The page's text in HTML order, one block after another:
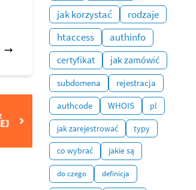
jak korzystać
rodzaje
htaccess
authinfo
certyfikat
jak zamówić
subdomena
rejestracja
authcode
WHOIS pl
jak zarejestrować typy
co wybrać jakie są
do czego definicja